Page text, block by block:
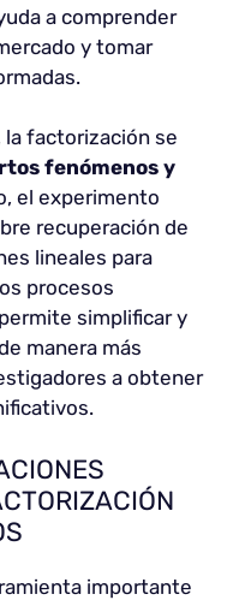
a comprender
y tomar
la factorización se
fenómenos y
el experimento
recuperación de
lineales para
procesos
simplificar y
manera más
a obtener
importante